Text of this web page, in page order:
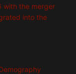
with the merger
into the